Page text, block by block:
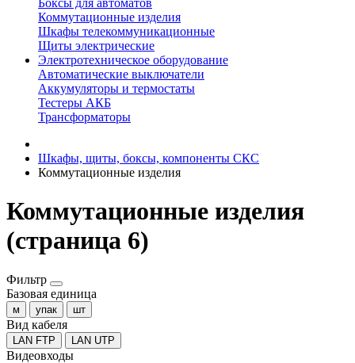
Боксы для автоматов
Коммутационные изделия
Шкафы телекоммуникационные
Щиты электрические
Электротехническое оборудование
Автоматические выключатели
Аккумуляторы и термостаты
Тестеры АКБ
Трансформаторы
Шкафы, щиты, боксы, компоненты СКС
Коммутационные изделия
Коммутационные изделия
(страница 6)
Фильтр
Базовая единица
м упак шт
Вид кабеля
LAN FTP LAN UTP
Видеовходы